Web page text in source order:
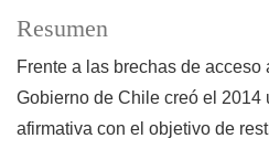
Resumen
Frente a las brechas de acceso
Gobierno de Chile creó el 2014
afirmativa con el objetivo de